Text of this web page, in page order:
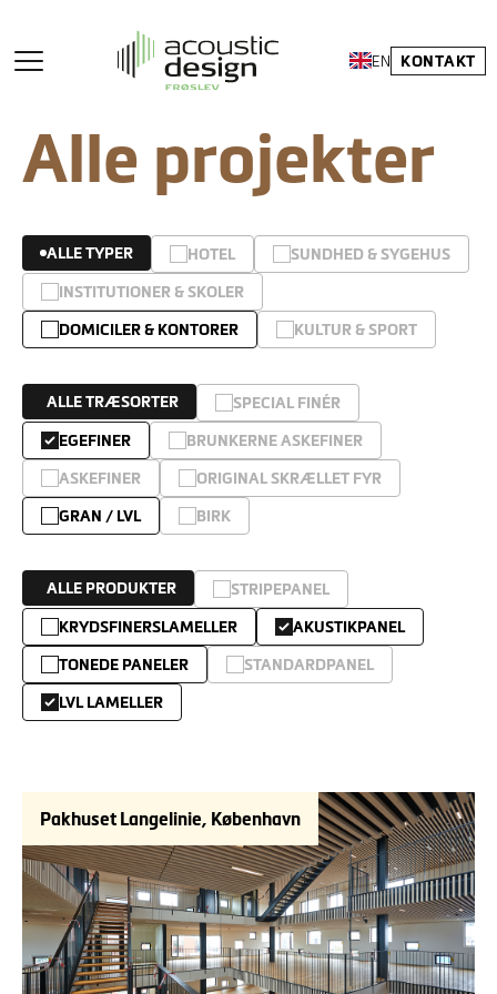
EN KONTAKT
Alle projekter
ALLE TYPER HOTEL
SUNDHED & SYGEHUS
INSTITUTIONER & SKOLER
DOMICILER & KONTORER
KULTUR & SPORT
ALLE TRÆSORTER
SPECIAL FINÉR
EGEFINER
BRUNKERNE ASKEFINER
ASKEFINER
ORIGINAL SKRÆLLET FYR
GRAN / LVL
BIRK
ALLE PRODUKTER
STRIPEPANEL
KRYDSFINERSLAMELLER
AKUSTIKPANEL
TONEDE PANELER
STANDARDPANEL
LVL LAMELLER
Pakhuset Langelinie, København